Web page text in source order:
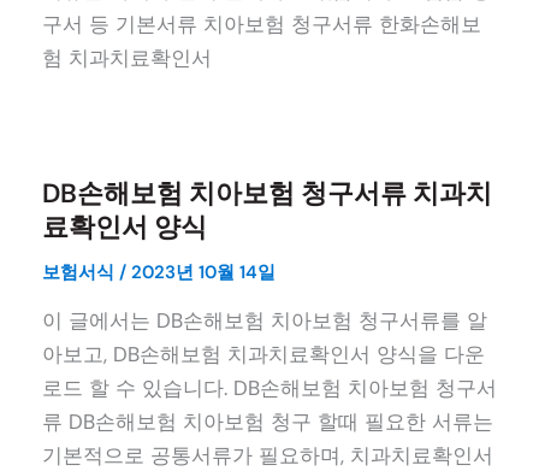
구서 등 기본서류 치아보험 청구서류 한화손해보
험 치과치료확인서
DB손해보험 치아보험 청구서류 치과치
료확인서 양식
보험서식 / 2023년 10월 14일
이 글에서는 DB손해보험 치아보험 청구서류를 알
아보고, DB손해보험 치과치료확인서 양식을 다운
로드 할 수 있습니다. DB손해보험 치아보험 청구서
류 DB손해보험 치아보험 청구 할때 필요한 서류는
기본적으로 공통서류가 필요하며, 치과치료확인서